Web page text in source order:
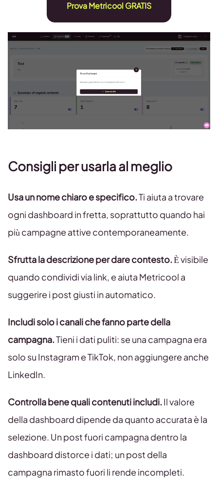
Prova Metricool GRATIS
Consigli per usarla al meglio
Usa un nome chiaro e specifico.Ti aiuta a trovare
ogni dashboard in fretta, soprattutto quando hai
più campagne attive contemporaneamente.
Sfrutta la descrizione per dare contesto.È visibile
quando condividi via link, e aiuta Metricool a
suggerire i post giusti in automatico.
Includi solo i canali che fanno parte della
campagna.Tieni i dati puliti: se una campagna era
solo su Instagram e TikTok, non aggiungere anche
LinkedIn.
Controlla bene quali contenuti includi. Il valore
della dashboard dipende da quanto accurata è la
selezione. Un post fuori campagna dentro la
dashboard distorce i dati; un post della
campagna rimasto fuori li rende incompleti.